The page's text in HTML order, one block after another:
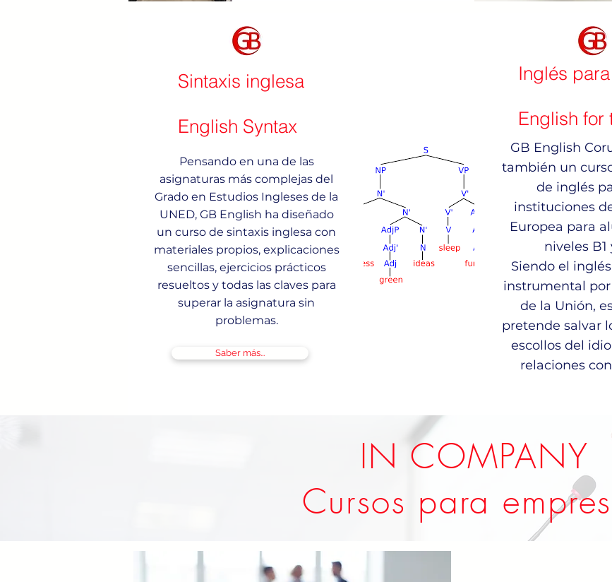
Sintaxis inglesa
English Syntax
Pensando en una de las
asignaturas más complejas del
Grado en Estudios Ingleses de la
UNED, GB English ha diseñado
un curso de sintaxis inglesa con
materiales propios, explicaciones
sencillas, ejercicios prácticos
resueltos y todas las claves para
superar la asignatura sin
problemas.
Saber más...
Inglés
English for
GB English
también un
de inglés
instituciones
Europea para
niveles B1
Siendo el
instrumental
de la Unión,
pretende salvar
escollos del
relaciones
IN COMPANY
Cursos para